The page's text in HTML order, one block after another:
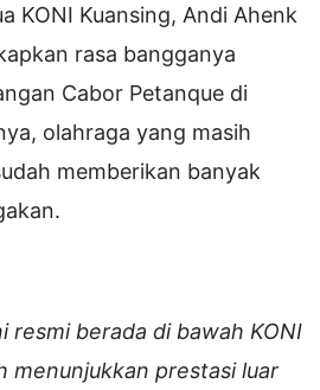
KONI Kuansing, Andi Ahenk
rasa bangganya
Cabor Petanque di
olahraga yang masih
memberikan banyak
resmi berada di bawah KONI
menunjukkan prestasi luar